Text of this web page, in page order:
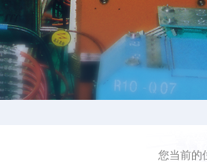
您当前的